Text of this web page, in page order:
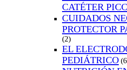
CATÉTER PICC
CUIDADOS
PROTECTOR
(2)
EL
PEDIÁTRICO